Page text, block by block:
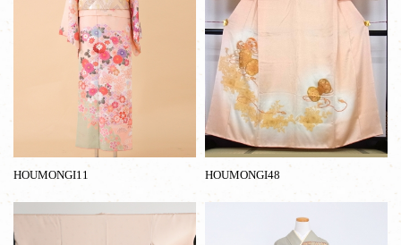
HOUMONGI11 HOUMONGI48